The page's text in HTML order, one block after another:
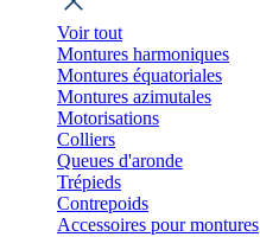
Voir tout
Montures harmoniques
Montures équatoriales
Montures azimutales
Motorisations
Colliers
Queues d'aronde
Trépieds
Contrepoids
Accessoires pour montures